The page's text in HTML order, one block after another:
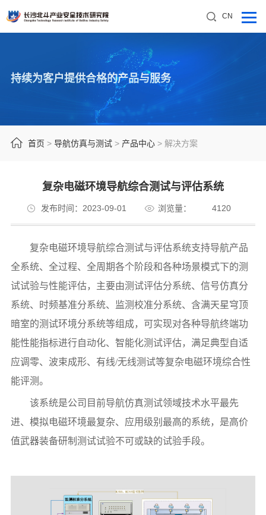
CN
持续为客户提供合格的产品与服务
首页 > 导航仿真与测试> 产品中心> 解决方案
复杂电磁环境导航综合测试与评估系统
发布时间：2023-09-01 浏览量： 4120
复杂电磁环境导航综合测试与评估系统支持导航产品
全系统、全过程、全周期各个阶段和各种场景模式下的测
试试验与性能评估，主要由测试评估分系统、信号仿真分
系统、时频基准分系统、监测校准分系统、含满天星穹顶
暗室的测试环境分系统等组成，可实现对各种导航终端功
能性能指标进行自动化、智能化测试评估，满足典型自适
应调零、波束成形、有线/无线测试等复杂电磁环境综合性
能评测。
该系统是公司目前导航仿真测试领域技术水平最先
进、模拟电磁环境最复杂、应用级别最高的系统，是高价
值武器装备研制测试试验不可或缺的试验手段。